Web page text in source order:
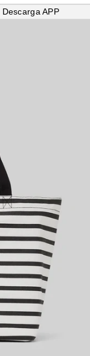
Descarga APP